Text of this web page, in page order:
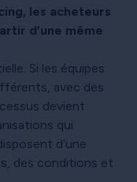
les acheteurs
d’une même
Si les équipes
avec des
devient
qui
d’une
des conditions et